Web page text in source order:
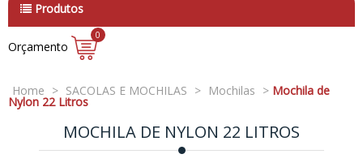
Produtos
Orçamento
0
Home > SACOLAS E MOCHILAS > Mochilas > Mochila de
Nylon 22 Litros
MOCHILA DE NYLON 22 LITROS